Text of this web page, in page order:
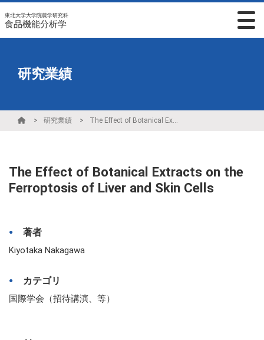
東北大学大学院農学研究科
食品機能分析学
研究業績
研究業績 The Effect of Botanical Extracts on the Ferroptosis of Liver and Skin Cells
The Effect of Botanical Extracts on the
Ferroptosis of Liver and Skin Cells
著者
Kiyotaka Nakagawa
カテゴリ
国際学会（招待講演、等）